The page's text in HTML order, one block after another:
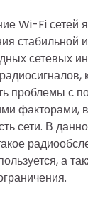
Wi-Fi сетей
стабильной
сетевых
проблемы с
сети. В
а